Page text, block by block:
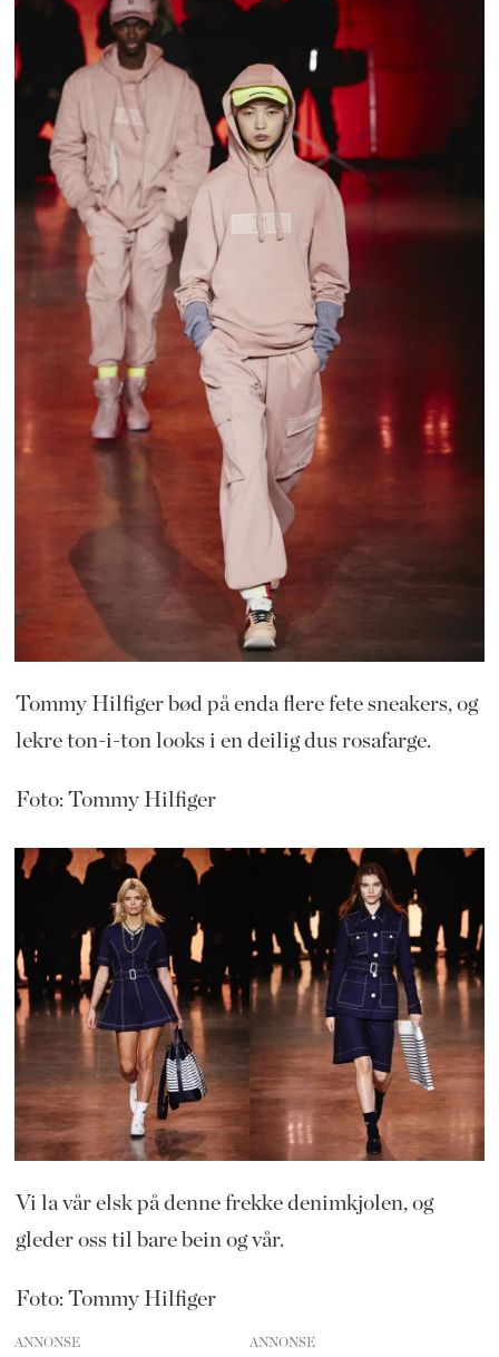
Tommy Hilfiger bød på enda flere fete sneakers, og
lekre ton-i-ton looks i en deilig dus rosafarge.
Foto: Tommy Hilfiger
Vi la vår elsk på denne frekke denimkjolen, og
gleder oss til bare bein og vår.
Foto: Tommy Hilfiger
ANNONSE